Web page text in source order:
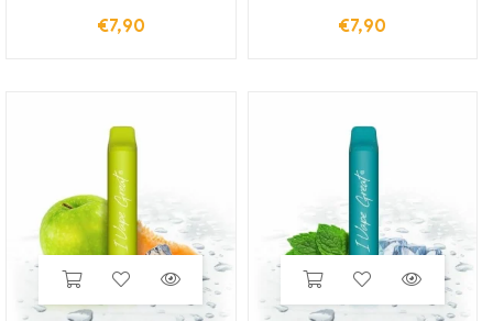
unica folosinta 800
€7,90
unica folosinta 800
€7,90